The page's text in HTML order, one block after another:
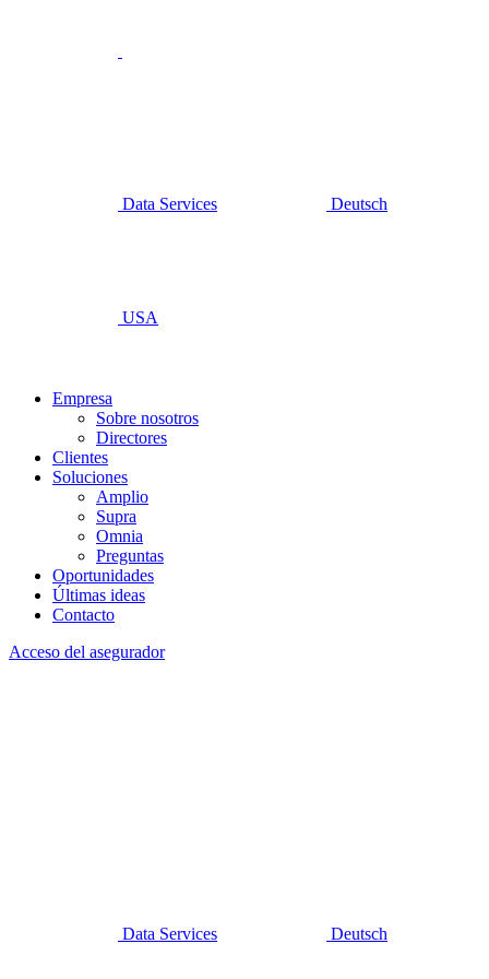
Data Services Deutsch
USA
Empresa
Sobre nosotros
Directores
Clientes
Soluciones
Amplio
Supra
Omnia
Preguntas
Oportunidades
Últimas ideas
Contacto
Acceso del asegurador
Data Services Deutsch